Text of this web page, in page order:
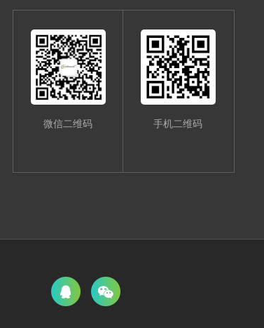
微信二维码
手机二维码